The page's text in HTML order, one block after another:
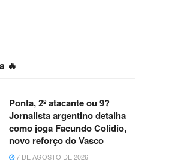
🔥
Ponta, 2º atacante ou 9?
Jornalista argentino detalha
como joga Facundo Colidio,
novo reforço do Vasco
7 DE AGOSTO DE 2026